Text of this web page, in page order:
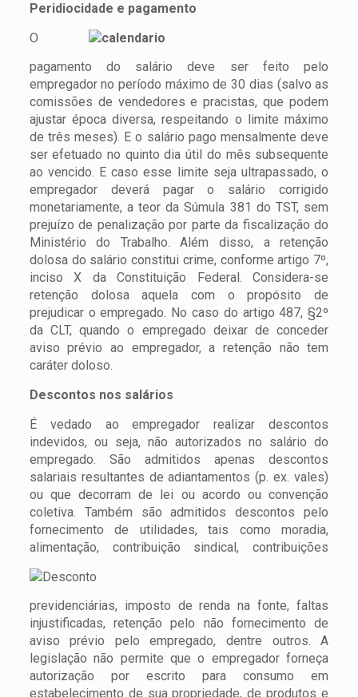
Peridiocidade e pagamento
O
pagamento do salário deve ser feito pelo
empregador no período máximo de 30 dias (salvo as
comissões de vendedores e pracistas, que podem
ajustar época diversa, respeitando o limite máximo
de três meses). E o salário pago mensalmente deve
ser efetuado no quinto dia útil do mês subsequente
ao vencido. E caso esse limite seja ultrapassado, o
empregador deverá pagar o salário corrigido
monetariamente, a teor da Súmula 381 do TST, sem
prejuízo de penalização por parte da fiscalização do
Ministério do Trabalho. Além disso, a retenção
dolosa do salário constitui crime, conforme artigo 7º,
inciso X da Constituição Federal. Considera-se
retenção dolosa aquela com o propósito de
prejudicar o empregado. No caso do artigo 487, §2º
da CLT, quando o empregado deixar de conceder
aviso prévio ao empregador, a retenção não tem
caráter doloso.
Descontos nos salários
É vedado ao empregador realizar descontos
indevidos, ou seja, não autorizados no salário do
empregado. São admitidos apenas descontos
salariais resultantes de adiantamentos (p. ex. vales)
ou que decorram de lei ou acordo ou convenção
coletiva. Também são admitidos descontos pelo
fornecimento de utilidades, tais como moradia,
alimentação, contribuição sindical, contribuições
previdenciárias, imposto de renda na fonte, faltas
injustificadas, retenção pelo não fornecimento de
aviso prévio pelo empregado, dentre outros. A
legislação não permite que o empregador forneça
autorização por escrito para consumo em
estabelecimento de sua propriedade, de produtos e